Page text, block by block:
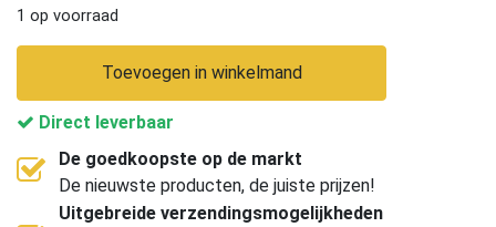
1 op voorraad
Toevoegen in winkelmand
Direct leverbaar
De goedkoopste op de markt
De nieuwste producten, de juiste prijzen!
Uitgebreide verzendingsmogelijkheden